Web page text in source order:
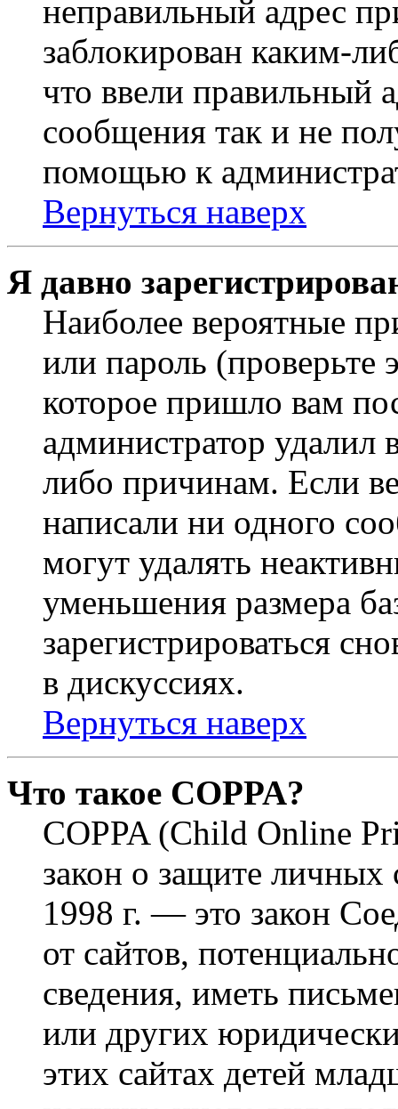
неправильный адрес
заблокирован каким-
что ввели правильный
сообщения так и не
помощью к
Вернуться наверх
Я давно
Наиболее вероятные
или пароль (проверьте
которое пришло вам
администратор
либо причинам. Если
написали ни одного
могут удалять
уменьшения размера
зарегистрироваться
в дискуссиях.
Вернуться наверх
Что такое COPPA?
COPPA (Child Online
закон о защите личных
1998 г. — это закон
от сайтов,
сведения, иметь
или других
этих сайтах детей